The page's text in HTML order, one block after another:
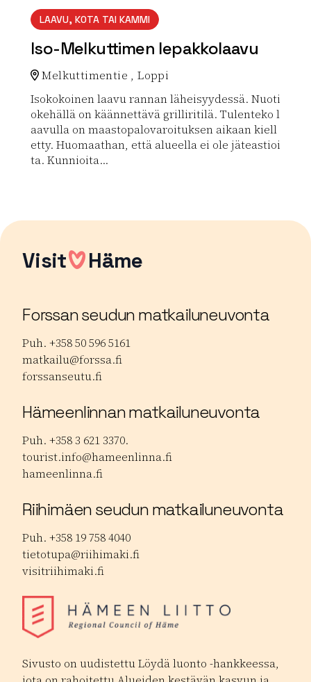
LAAVU, KOTA TAI KAMMI
Iso-Melkuttimen lepakkolaavu
Melkuttimentie , Loppi
Isokokoinen laavu rannan läheisyydessä. Nuoti
okehällä on käännettävä grilliritilä. Tulenteko l
aavulla on maastopalovaroituksen aikaan kiell
etty. Huomaathan, että alueella ei ole jäteastioi
ta. Kunnioita...
Visit Häme
Forssan seudun matkailuneuvonta
Puh. +358 50 596 5161
matkailu@forssa.fi
forssanseutu.fi
Hämeenlinnan matkailuneuvonta
Puh. +358 3 621 3370.
tourist.info@hameenlinna.fi
hameenlinna.fi
Riihimäen seudun matkailuneuvonta
Puh. +358 19 758 4040
tietotupa@riihimaki.fi
visitriihimaki.fi
Sivusto on uudistettu Löydä luonto -hankkeessa,